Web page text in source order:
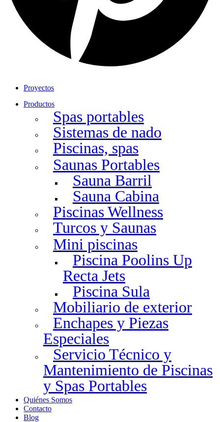
Proyectos
Productos
Spas portables
Sistemas de nado
Piscinas, spas
Saunas Portables
Sauna Barril
Sauna Cabina
Piscinas Wellness
Turcos y Saunas
Mini piscinas
Piscina Poolins Up
Recta Jets
Piscina Sula
Mobiliario de exterior
Enchapes y Piezas
Especiales
Servicio Técnico y
Mantenimiento de Piscinas
y Spas Portables
Quiénes Somos
Contacto
Blog